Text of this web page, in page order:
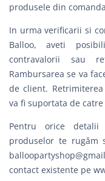
produsele din
In urma verificarii si
Balloo, aveti
contravalorii sau
Rambursarea se va
de client.
va fi suportata de catre
Pentru orice
produselor te rugăm
contact existente pe